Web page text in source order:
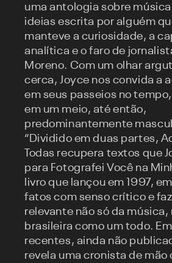
uma antologia sobre
ideias escrita por alguém
manteve a curiosidade, a
analítica e o faro de
Moreno. Com um olhar
cerca, Joyce nos convida a
em seus passeios no
em um meio, até então,
predominantemente
“Dividido em duas partes,
Todas recupera textos que
para Fotografei Você na
livro que lançou em 1997,
fatos com senso crítico e
relevante não só da
brasileira como um todo.
recentes, ainda não
revela uma cronista de mão